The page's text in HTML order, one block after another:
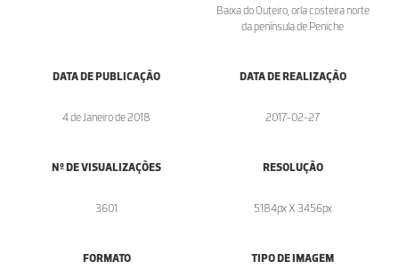
Baixa do Outeiro, orla costeira norte
da península de Peniche
DATA DE PUBLICAÇÃO
4 de Janeiro de 2018
DATA DE REALIZAÇÃO
2017-02-27
Nº DE VISUALIZAÇÕES
3601
RESOLUÇÃO
5184px X 3456px
FORMATO TIPO DE IMAGEM